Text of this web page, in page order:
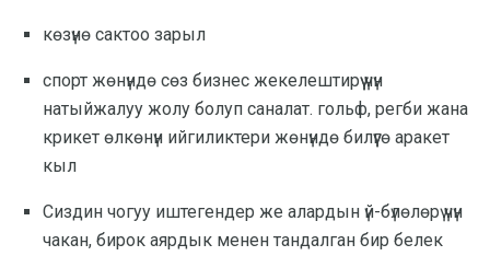
көзүнө сактоо зарыл
спорт жөнүндө сөз бизнес жекелештирүү үчүн
натыйжалуу жолу болуп саналат. гольф, регби жана
крикет өлкөнүн ийгиликтери жөнүндө билүүгө аракет
кыл
Сиздин чогуу иштегендер же алардын үй-бүлөлөрү үчүн
чакан, бирок аярдык менен тандалган бир белек